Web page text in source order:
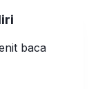
baca